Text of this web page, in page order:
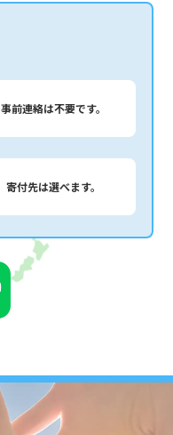
事前連絡は不要です。
寄付先は選べます。